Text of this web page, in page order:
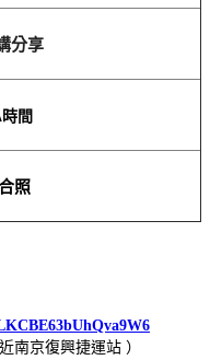
分享
間
照
南京復興捷運站 ）